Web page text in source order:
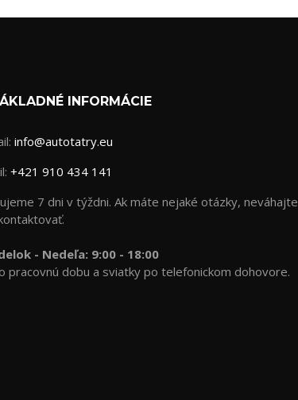
INFORMÁCIE
info@autotatry.eu
+421 910 434 141
7 dni v týždni. Ak máte nejaké otázky, neváhajte
- Nedeľa: 9:00 - 18:00
pracovnú dobu a sviatky po telefonickom dohovore.